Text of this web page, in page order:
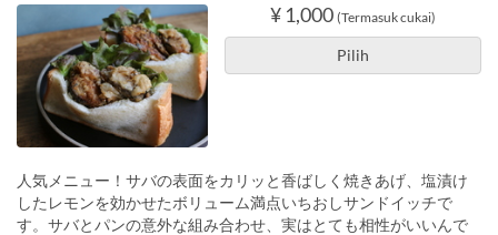
¥ 1,000 (Termasuk cukai)
Pilih
人気メニュー！サバの表面をカリッと香ばしく焼きあげ、塩漬け
したレモンを効かせたボリューム満点いちおしサンドイッチで
す。サバとパンの意外な組み合わせ、実はとても相性がいいんで